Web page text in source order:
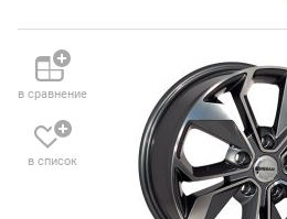
в сравнение
в список